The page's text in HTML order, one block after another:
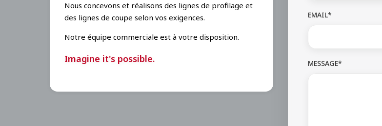
Nous concevons et réalisons des lignes de profilage et
des lignes de coupe selon vos exigences.
Notre équipe commerciale est à votre disposition.
Imagine it's possible.
EMAIL*
MESSAGE*